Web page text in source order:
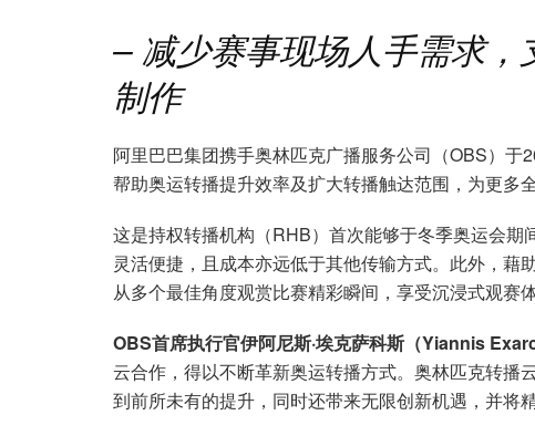
– 减少赛事现场人手需求
制作
阿里巴巴集团携手奥林匹克广播服务公司（OBS）于
帮助奥运转播提升效率及扩大转播触达范围，为更多
这是持权转播机构（RHB）首次能够于冬季奥运会
灵活便捷，且成本亦远低于其他传输方式。此外，
从多个最佳角度观赏比赛精彩瞬间，享受沉浸式观赛体
OBS首席执行官伊阿尼斯·埃克萨科斯（Yiannis
云合作，得以不断革新奥运转播方式。奥林匹克转播
到前所未有的提升，同时还带来无限创新机遇，并将